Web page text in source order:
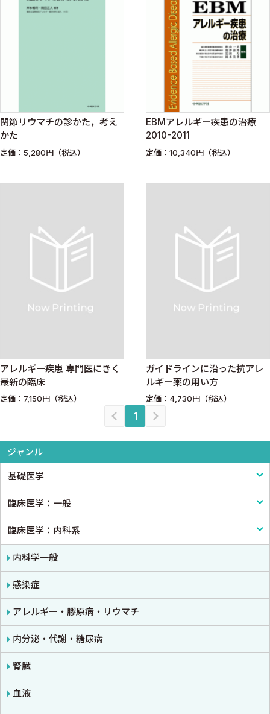
ジャンル
基礎医学
基礎医学一般
解剖学
生理学
免疫学・血清学
公衆衛生学
法医学
臨床医学：一般
臨床医学一般
診断・臨床検査
画像医学・放射線医学・核医学
プライマリケア医学・総合診療
救急医学・集中治療医学
癌・腫瘍一般・緩和医療
栄養・食事療法・輸液・輸血
臨床医学：内科系
内科学一般
感染症
アレルギー・膠原病・リウマチ
内分泌・代謝・糖尿病
腎臓
血液
関節リウマチの診かた，考え
かた
定価：5,280円（税込）
EBMアレルギー疾患の治療
2010-2011
定価：10,340円（税込）
アレルギー疾患 専門医にきく
最新の臨床
定価：7,150円（税込）
ガイドラインに沿った抗アレ
ルギー薬の用い方
定価：4,730円（税込）
1